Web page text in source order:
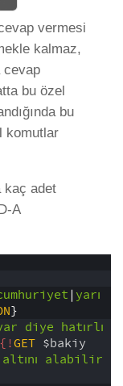
vermesi
kalmaz,
cevap
bu özel
bu
komutlar
kaç adet
A
| yarı
}
diye hatırlı
{!GET $bakiy
altını alabilir